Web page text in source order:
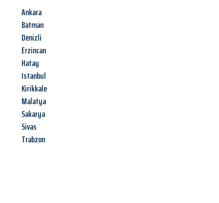
Ankara
Batman
Denizli
Erzincan
Hatay
Istanbul
Kirikkale
Malatya
Sakarya
Sivas
Trabzon